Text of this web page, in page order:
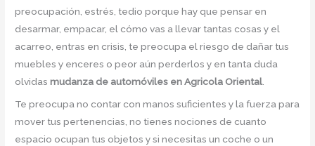
preocupación, estrés, tedio porque hay que pensar en
desarmar, empacar, el cómo vas a llevar tantas cosas y el
acarreo, entras en crisis, te preocupa el riesgo de dañar tus
muebles y enceres o peor aún perderlos y en tanta duda
olvidasmudanza de automóviles en Agricola Oriental
Te preocupa no contar con manos suficientes y la fuerza para
mover tus pertenencias, no tienes nociones de cuanto
espacio ocupan tus objetos y si necesitas un coche o un